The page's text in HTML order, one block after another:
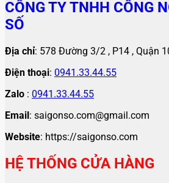
CÔNG TY TNHH CÔNG
SỐ
Địa chỉ: 578 Đường 3/2 , P14 , Quận
Điện thoại: 0941.33.44.55
Zalo : 0941.33.44.55
Email: saigonso.com@gmail.com
Website: https://saigonso.com
HỆ THỐNG CỬA HÀNG